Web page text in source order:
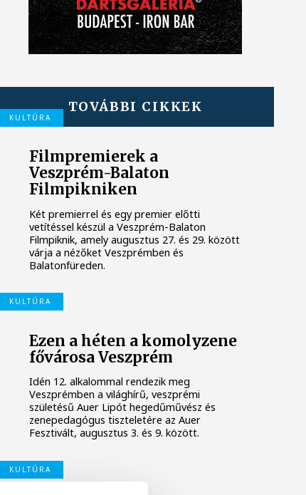
TOVÁBBI CIKKEK
KULTÚRA
Filmpremierek a
Veszprém-Balaton
Filmpikniken
Két premierrel és egy premier előtti
vetítéssel készül a Veszprém-Balaton
Filmpiknik, amely augusztus 27. és 29. között
várja a nézőket Veszprémben és
Balatonfüreden.
KULTÚRA
Ezen a héten a komolyzene
fővárosa Veszprém
Idén 12. alkalommal rendezik meg
Veszprémben a világhírű, veszprémi
születésű Auer Lipót hegedűművész és
zenepedagógus tiszteletére az Auer
Fesztivált, augusztus 3. és 9. között.
KULTÚRA